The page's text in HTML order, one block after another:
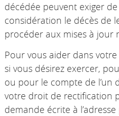
décédée peuvent exiger
considération le décès de
procéder aux mises à jour
Pour vous aider dans
si vous désirez exercer,
ou pour le compte de l’un
votre droit de rectification
demande écrite à